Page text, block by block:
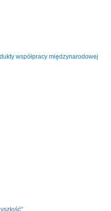
współpracy międzynarodowej